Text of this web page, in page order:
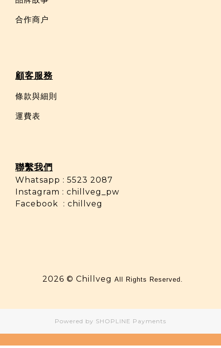
合作商户
顧客服務
條款與細則
運費表
聯繫我們
Whatsapp : 5523 2087
Instagram : chillveg_pw
Facebook : chillveg
2026 © Chillveg All Rights Reserved.
Powered by SHOPLINE Payments